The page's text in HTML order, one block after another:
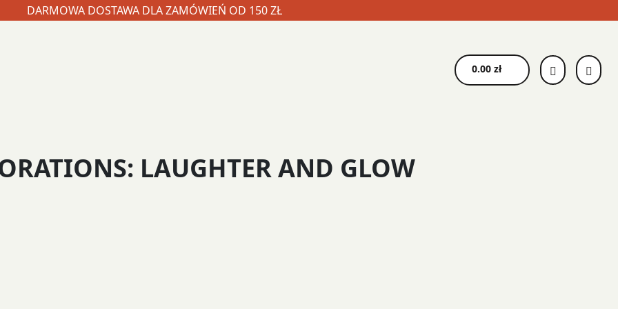
DARMOWA DOSTAWA DLA ZAMÓWIEŃ OD 150 ZŁ
0.00 zł
LAUGHTER AND GLOW